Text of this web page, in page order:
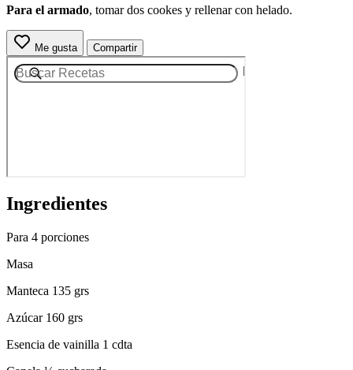
Para el armado, tomar dos cookes y rellenar con helado.
Me gusta Compartir
Ingredientes
Para 4 porciones
Masa
Manteca 135 grs
Azúcar 160 grs
Esencia de vainilla 1 cdta